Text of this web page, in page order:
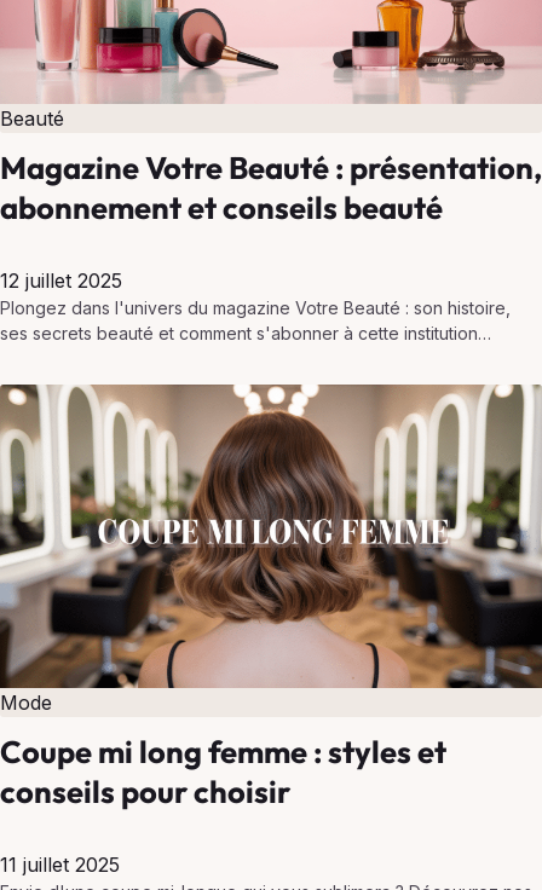
Beauté
Magazine Votre Beauté : présentation,
abonnement et conseils beauté
12 juillet 2025
Plongez dans l'univers du magazine Votre Beauté : son histoire,
ses secrets beauté et comment s'abonner à cette institution
Mode
Coupe mi long femme : styles et
conseils pour choisir
11 juillet 2025